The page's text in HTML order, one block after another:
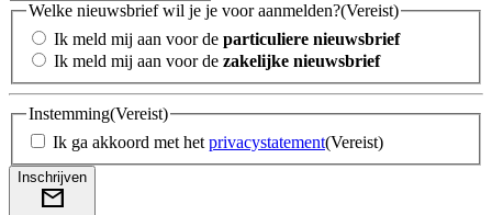
Welke nieuwsbrief wil je je voor aanmelden?(Vereist)
Ik meld mij aan voor de particuliere nieuwsbrief
Ik meld mij aan voor de zakelijke nieuwsbrief
Instemming(Vereist)
Ik ga akkoord met het privacystatement(Vereist)
Inschrijven
mail